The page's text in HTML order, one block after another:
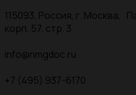
115093, Россия, г. Москва,
корп. 57, стр. 3
info@nmgdoc.ru
+7 (495) 937-6170